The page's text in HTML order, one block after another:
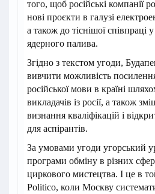
того, щоб російські компанії
нові проєкти в галузі
а також до тіснішої співпраці
ядерного палива.
Згідно з текстом угоди,
вивчити можливість
російської мови в країні
викладачів із росії, а також
визнання кваліфікацій і
для аспірантів.
За умовами угоди угорський
програми обміну в різних
циркового мистецтва. І це в
Politico, коли Москву